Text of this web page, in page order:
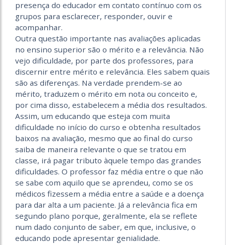
presença do educador em contato contínuo com os
grupos para esclarecer, responder, ouvir e
acompanhar.
Outra questão importante nas avaliações aplicadas
no ensino superior são o mérito e a relevância. Não
vejo dificuldade, por parte dos professores, para
discernir entre mérito e relevância. Eles sabem quais
são as diferenças. Na verdade prendem-se ao
mérito, traduzem o mérito em nota ou conceito e,
por cima disso, estabelecem a média dos resultados.
Assim, um educando que esteja com muita
dificuldade no início do curso e obtenha resultados
baixos na avaliação, mesmo que ao final do curso
saiba de maneira relevante o que se tratou em
classe, irá pagar tributo àquele tempo das grandes
dificuldades. O professor faz média entre o que não
se sabe com aquilo que se aprendeu, como se os
médicos fizessem a média entre a saúde e a doença
para dar alta a um paciente. Já a relevância fica em
segundo plano porque, geralmente, ela se reflete
num dado conjunto de saber, em que, inclusive, o
educando pode apresentar genialidade.